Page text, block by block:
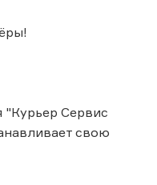
"Курьер Сервис
свою